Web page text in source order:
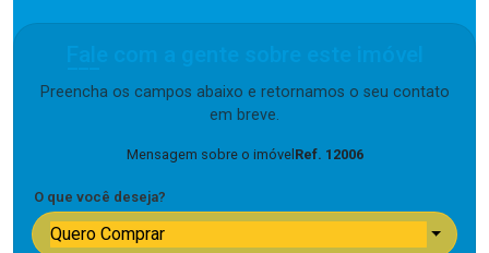
Preencha os campos abaixo e retornamos o seu contato
em breve.
Mensagem sobre o imóvel Ref. 12006
O que você deseja?
Quero Comprar